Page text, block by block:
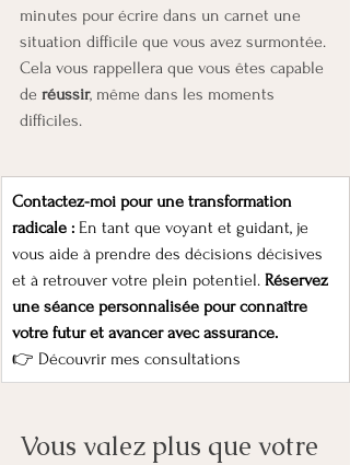
minutes pour écrire dans un carnet une
situation difficile que vous avez surmontée.
Cela vous rappellera que vous êtes capable
de réussir, même dans les moments
difficiles.
Contactez-moi pour une transformation
radicale : En tant que voyant et guidant, je
vous aide à prendre des décisions décisives
et à retrouver votre plein potentiel. Réservez
une séance personnalisée pour connaître
votre futur et avancer avec assurance.
👉 Découvrir mes consultations
Vous valez plus que votre